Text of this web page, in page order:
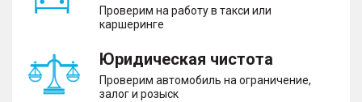
Проверим на работу в такси или
каршеринге
Юридическая чистота
Проверим автомобиль на ограничение,
залог и розыск